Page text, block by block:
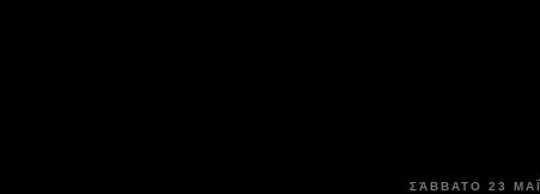
ΣΆΒΒΑΤΟ 23